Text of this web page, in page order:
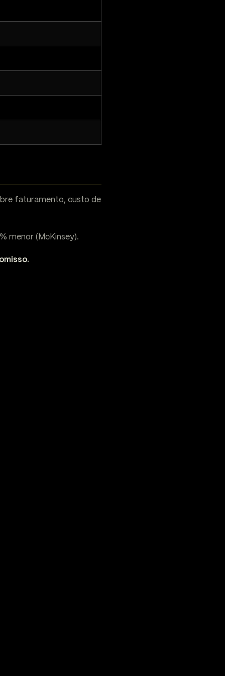
faturamento, custo de
menor (McKinsey).